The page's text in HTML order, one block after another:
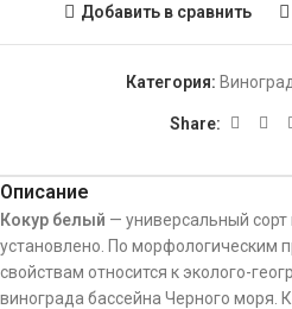
Добавить в сравнить
Категория:
Share:
Описание
Кокур белый — универсальный
установлено. По морфологическим
свойствам относится к эколого-
винограда бассейна Черного моря.